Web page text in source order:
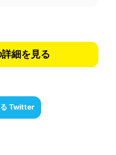
細を見る
Twitter